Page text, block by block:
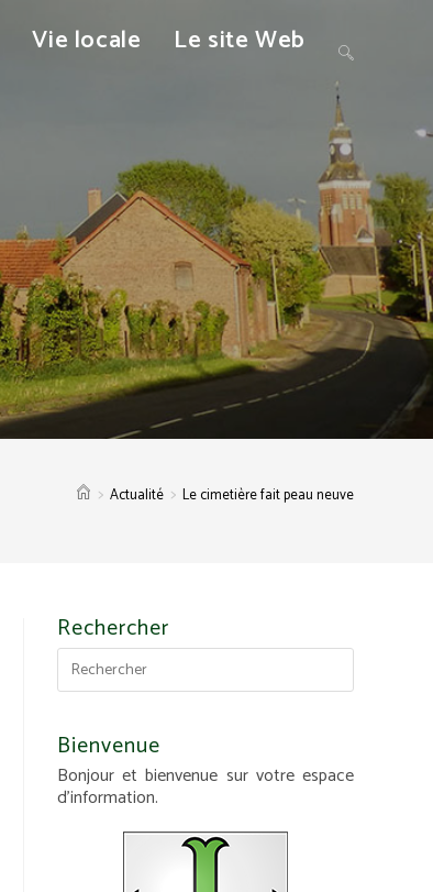
Vie locale Le site Web Toggle
website
search
> Actualité > Le cimetière fait peau neuve
Rechercher
Bienvenue
Bonjour et bienvenue sur votre espace
d'information.